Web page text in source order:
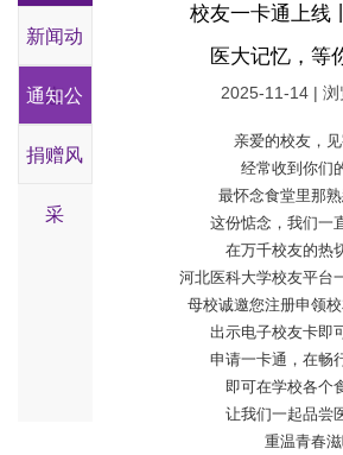
心
新闻动
态
通知公
告
捐赠风
采
校友一卡通上线
医大记忆，等
2025-11-14 | 浏
亲爱的校友，
经常收到你们
最怀念食堂里那
这份惦念，我们一
在万千校友的热
河北医科大学校友平台
母校诚邀您注册申领
出示电子校友卡即
申请一卡通，在畅
即可在学校各个
让我们一起品尝
重温青春